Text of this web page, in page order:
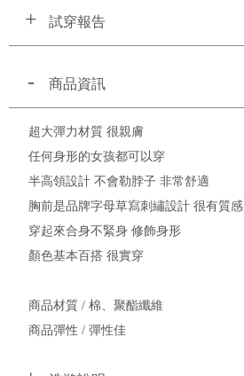
試穿報告
商品資訊
超大彈力材質 很親膚
任何身形的女孩都可以穿
半高領設計 不會勒脖子 非常舒適
胸前是品牌字母草寫刺繡設計 很有質感
穿起來合身不緊身 修飾身形
顏色基本百搭 很實穿
商品材質 / 棉、聚酯纖維
商品彈性 / 彈性佳